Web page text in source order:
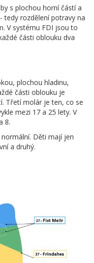
s plochou horní částí a
tedy rozdělení potravy na
V systému FDI jsou to
části oblouku dva
plochou hladinu,
části oblouku je
Třetí molár je ten, co se
mezi 17 a 25 lety. V
8.
Děti mají jen
a druhý.